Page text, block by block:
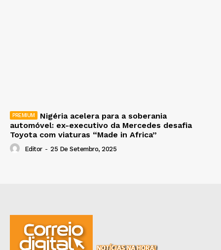
Nigéria acelera para a soberania
automóvel: ex-executivo da Mercedes desafia
Toyota com viaturas “Made in Africa”
Editor - 25 De Setembro, 2025